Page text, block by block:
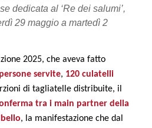
dedicata al ‘Re dei salumi’,
29 maggio a martedì 2
2025, che aveva fatto
servite, 120 culatelli
di tagliatelle distribuite, il
tra i main partner della
, la manifestazione che dal